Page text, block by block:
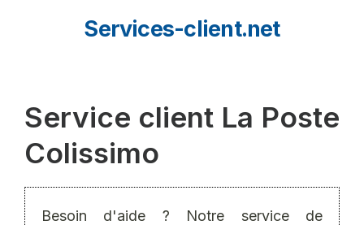
Services-client.net
Service client La Poste
Colissimo
Besoin d'aide ? Notre service de